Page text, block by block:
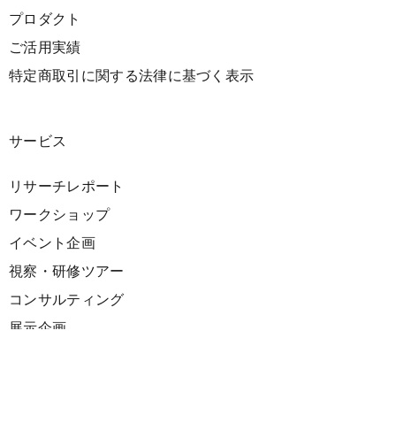
プロダクト
ご活用実績
特定商取引に関する法律に基づく表示
サービス
リサーチレポート
ワークショップ
イベント企画
視察・研修ツアー
コンサルティング
展示企画